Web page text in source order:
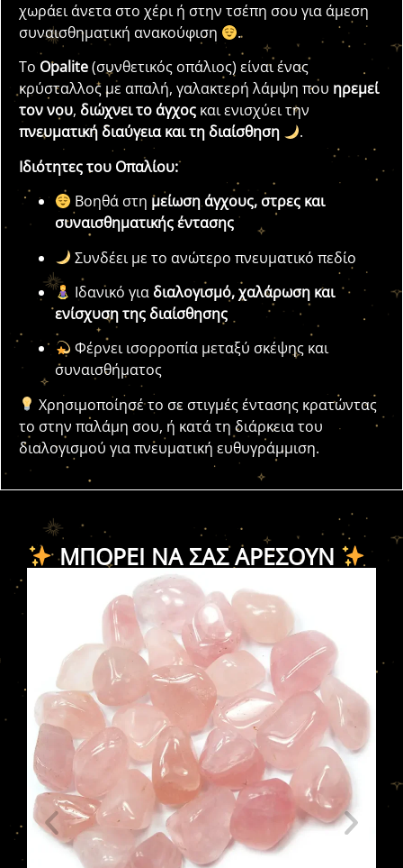
χωράει άνετα στο χέρι ή στην τσέπη σου για άμεση
συναισθηματική ανακούφιση
.
Το Opalite(συνθετικός οπάλιος) είναι ένας
κρύσταλλος με απαλή, γαλακτερή λάμψη που ηρεμεί
τον νου, διώχνει το άγχος και ενισχύει την
πνευματική διαύγεια και τη διαίσθηση
.
Ιδιότητες του Οπαλίου:
Βοηθά στη μείωση άγχους, στρες και
συναισθηματικής έντασης
Συνδέει με το ανώτερο πνευματικό πεδίο
Ιδανικό για διαλογισμό, χαλάρωση και
ενίσχυση της διαίσθησης
Φέρνει ισορροπία μεταξύ σκέψης και
συναισθήματος
Χρησιμοποίησέ το σε στιγμές έντασης κρατώντας
το στην παλάμη σου, ή κατά τη διάρκεια του
διαλογισμού για πνευματική ευθυγράμμιση.
ΜΠΟΡΕΊ ΝΑ ΣΑΣ ΑΡΈΣΟΥΝ